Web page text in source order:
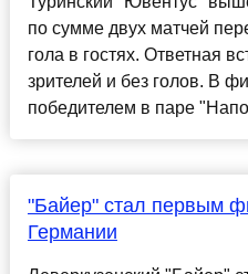
по сумме двух матчей
гола в гостях. Ответная
зрителей и без голов. В
победителем в паре
"Байер" стал первым
Германии